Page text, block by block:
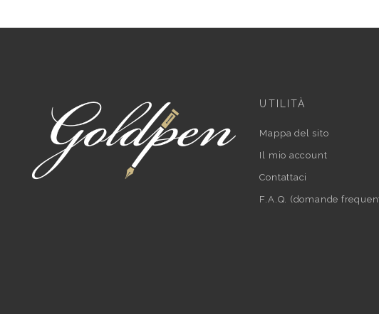
UTILITÀ
Mappa del sito
Il mio account
Contattaci
F.A.Q. (domande